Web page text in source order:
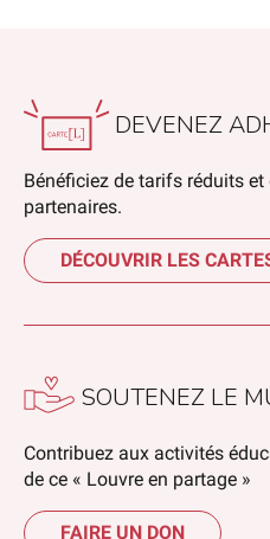
DEVENEZ
Bénéficiez de tarifs réduits et
partenaires.
DÉCOUVRIR LES
SOUTENEZ LE
Contribuez aux activités
de ce « Louvre en partage »
FAIRE UN DON